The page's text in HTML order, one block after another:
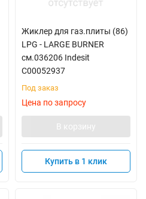
Жиклер для газ.плиты (86)
LPG - LARGE BURNER
см.036206 Indesit
C00052937
Под заказ
Цена по запросу
В корзину
Купить в 1 клик